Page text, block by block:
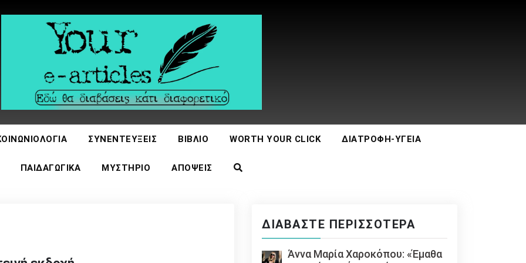
ΣΥΝΕΝΤΕΎΞΕΙΣ ΒΙΒΛΊΟ WORTH YOUR CLICK ΔΙΑΤΡΟΦΉ-ΥΓΕΊΑ
ΠΑΙΔΑΓΩΓΙΚΆ ΜΥΣΤΉΡΙΟ ΑΠΌΨΕΙΣ
ΔΙΑΒΆΣΤΕ ΠΕΡΙΣΣΌΤΕΡΑ
Άννα Μαρία Χαροκόπου: «Έμαθα